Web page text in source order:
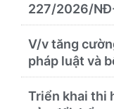
227/2026/
Chính phủ về
cơ chế đặc
V/v tăng
pháp luật và
nhiệm vụ
Triển khai thi